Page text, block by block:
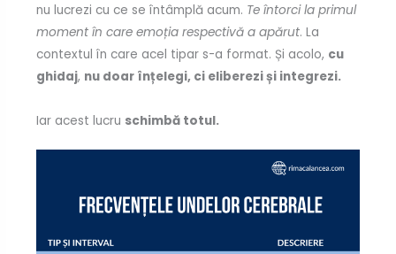
nu lucrezi cu ce se întâmplă acum. Te întorci la primul
moment în care emoția respectivă a apărut. La
contextul în care acel tipar s-a format. Și acolo, cu
ghidaj, nu doar înțelegi, ci eliberezi și integrezi.
Iar acest lucru schimbă totul.